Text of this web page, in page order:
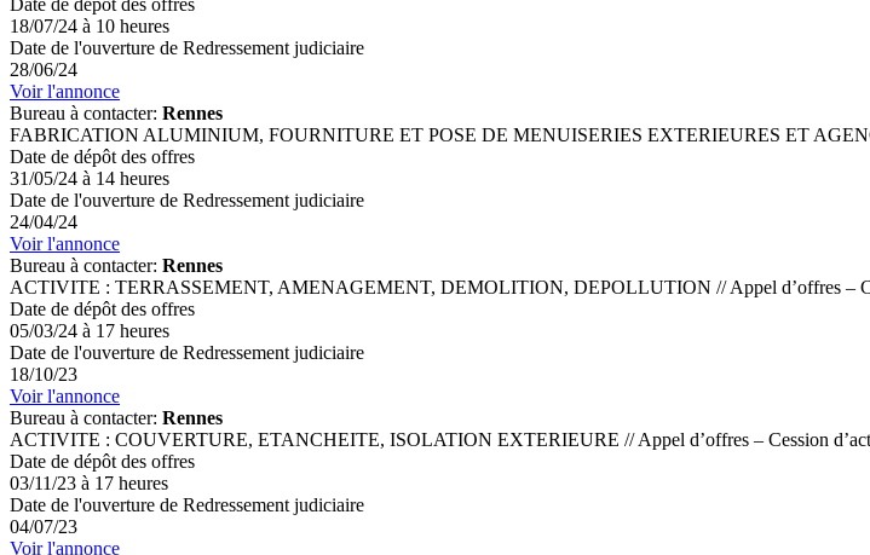
Date de dépôt des offres
18/07/24 à 10 heures
Date de l'ouverture de Redressement judiciaire
28/06/24
Voir l'annonce
Bureau à contacter: Rennes
FABRICATION ALUMINIUM, FOURNITURE ET POSE DE MENUISERIES EXTERIEURES ET
Date de dépôt des offres
31/05/24 à 14 heures
Date de l'ouverture de Redressement judiciaire
24/04/24
Voir l'annonce
Bureau à contacter: Rennes
ACTIVITE : TERRASSEMENT, AMENAGEMENT, DEMOLITION, DEPOLLUTION // Appel d’offres –
Date de dépôt des offres
05/03/24 à 17 heures
Date de l'ouverture de Redressement judiciaire
18/10/23
Voir l'annonce
Bureau à contacter: Rennes
ACTIVITE : COUVERTURE, ETANCHEITE, ISOLATION EXTERIEURE // Appel d’offres – Cession
Date de dépôt des offres
03/11/23 à 17 heures
Date de l'ouverture de Redressement judiciaire
04/07/23
Voir l'annonce